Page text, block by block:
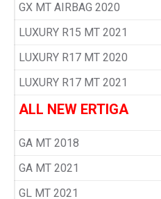
GX MT AIRBAG 2020
LUXURY R15 MT 2021
LUXURY R17 MT 2020
LUXURY R17 MT 2021
ALL NEW ERTIGA
GA MT 2018
GA MT 2021
GL MT 2021